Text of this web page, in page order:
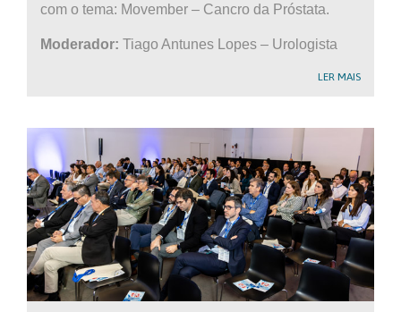
com o tema: Movember – Cancro da Próstata.
Moderador: Tiago Antunes Lopes – Urologista
LER MAIS